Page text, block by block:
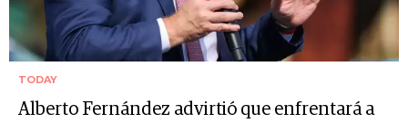
TODAY
Alberto Fernández advirtió que enfrentará a